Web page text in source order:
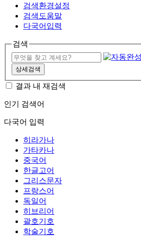
검색환경설정
검색도움말
다국어입력
검색
상세검색
결과 내 재검색
인기 검색어
다국어 입력
히라가나
가타카나
중국어
한글고어
그리스문자
프랑스어
독일어
히브리어
괄호기호
학술기호